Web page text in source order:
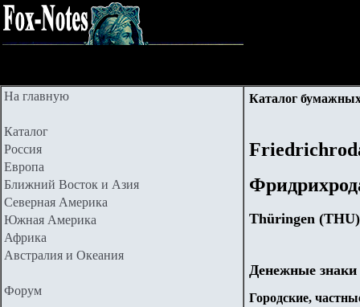
На главную
Каталог
Россия
Европа
Ближний Восток и Азия
Северная Америка
Южная Америка
Африка
Австралия и Океания
Форум
Каталог
Thüringen (THU)
Денежные знаки
Городские,